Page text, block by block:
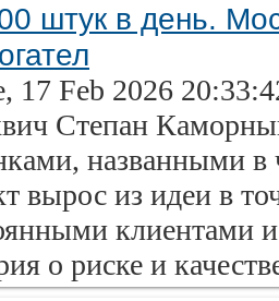
штук в день.
17 Feb 2026
Степан
названными в
вырос из идеи в
клиентами
о риске и